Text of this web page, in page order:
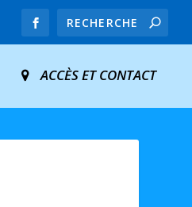
ACCÈS ET CONTACT